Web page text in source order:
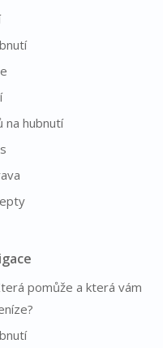
na hubnutí
pomůže a která vám